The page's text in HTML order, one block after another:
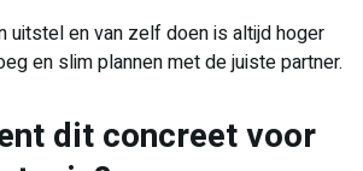
uitstel en van zelf doen is altijd hoger
en slim plannen met de juiste partner.
dit concreet voor